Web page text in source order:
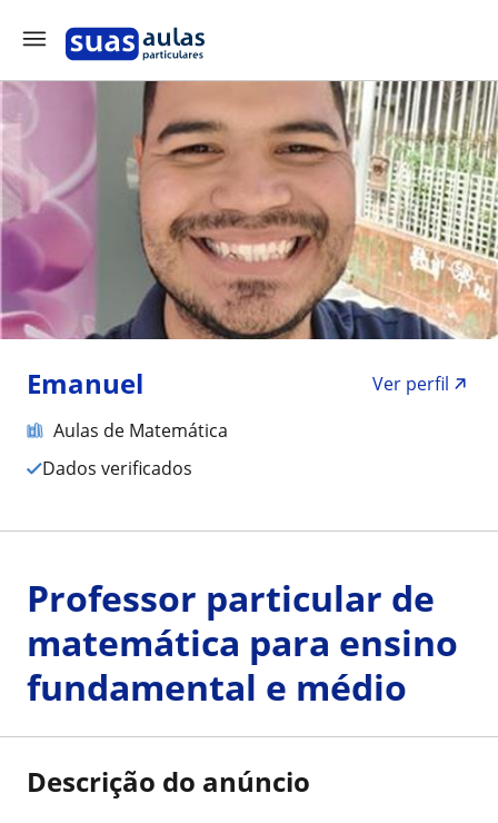
Emanuel
Ver perfil
Aulas de Matemática
Dados verificados
Professor particular de
matemática para ensino
fundamental e médio
Descrição do anúncio